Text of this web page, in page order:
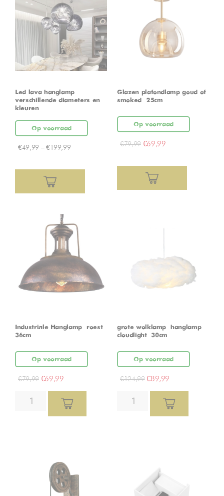
Led lava hanglamp –
verschillende diameters en
kleuren
Op voorraad
€49,99 –€199,99
Glazen plafondlamp goud of
smoked – 25cm
Op voorraad
€79,99 €69,99
Industriële Hanglamp – roest –
36cm
Op voorraad
€79,99 €69,99
grote wolklamp – hanglamp –
cloudlight – 30cm
Op voorraad
€124,99 €89,99